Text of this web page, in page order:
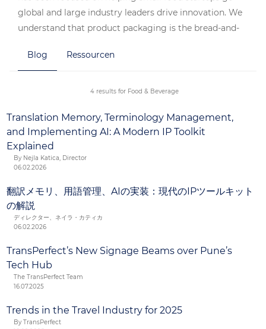
global and large industry leaders drive innovation. We
understand that product packaging is the bread-and-
consumers. Quality translations are of the utmost
importance to communicate vital information to
consumers no matter where they are in the world.
Blog Ressourcen
4 results for Food & Beverage
Translation Memory, Terminology Management,
and Implementing AI: A Modern IP Toolkit
Explained
By Nejla Katica, Director
06.02.2026
翻訳メモリ、用語管理、AIの実装：現代のIPツールキット
の解説
ディレクター、ネイラ・カティカ
06.02.2026
TransPerfect’s New Signage Beams over Pune’s
Tech Hub
The TransPerfect Team
16.07.2025
Trends in the Travel Industry for 2025
By TransPerfect